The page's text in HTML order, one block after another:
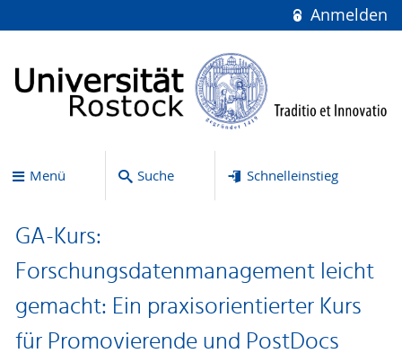
Anmelden
Menü Suche Schnelleinstieg
GA-Kurs:
Forschungsdatenmanagement leicht
gemacht: Ein praxisorientierter Kurs
für Promovierende und PostDocs